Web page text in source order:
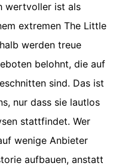
wertvoller ist als
extremen The Little
werden treue
belohnt, die auf
sind. Das ist
nur dass sie lautlos
stattfindet. Wer
wenige Anbieter
aufbauen, anstatt